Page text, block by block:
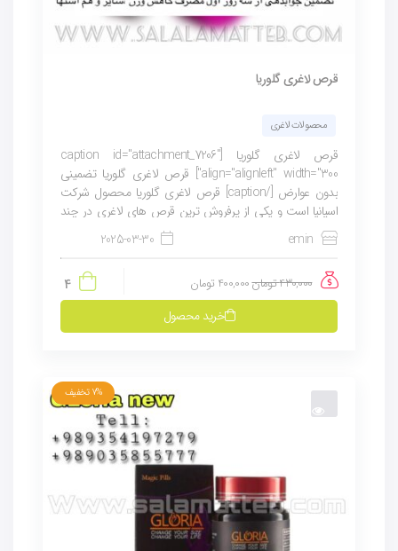
قرص لاغری گلوریا
محصولات لاغری
قرص لاغری گلوریا [caption id="attachment_7206"
align="alignleft" width="300"] قرص لاغری گلوریا تضمینی
بدون عوارض [/caption] قرص لاغری گلوریا محصول شرکت
اسپانیا است و یکی از پرفروش ترین قرص های لاغری در چند
سال اخیر می باشد. این قرص لاغری با افزایش...
emin
2025-03-30
430,000تومان400,000 تومان
4
خرید محصول
7% تخفیف